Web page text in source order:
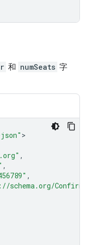
和 numSeats 字
,
,
,
schema.org/